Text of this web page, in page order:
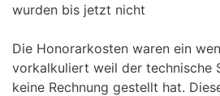
wurden bis jetzt nicht
Die Honorarkosten waren ein
vorkalkuliert weil der technische
keine Rechnung gestellt hat.